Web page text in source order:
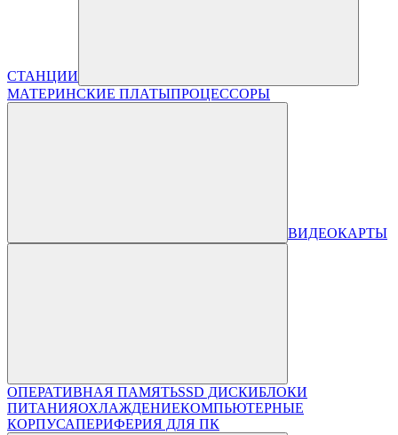
СТАНЦИИ
МАТЕРИНСКИЕ ПЛАТЫПРОЦЕССОРЫ
ВИДЕОКАРТЫ
ОПЕРАТИВНАЯ ПАМЯТЬSSD ДИСКИБЛОКИ
ПИТАНИЯОХЛАЖДЕНИЕКОМПЬЮТЕРНЫЕ
КОРПУСАПЕРИФЕРИЯ ДЛЯ ПК